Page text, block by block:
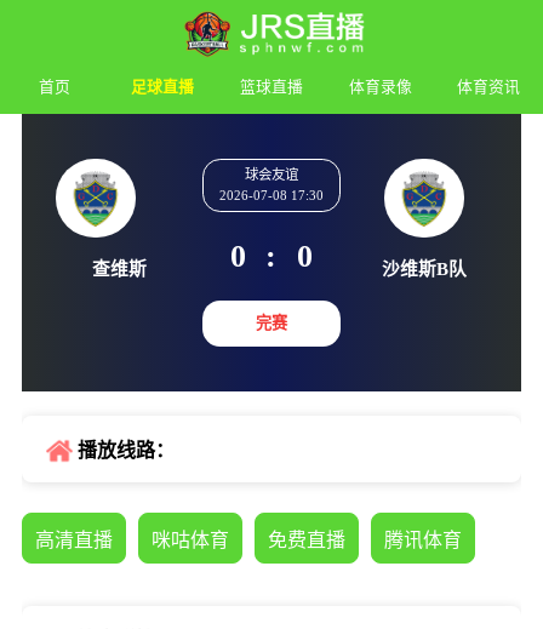
首页 足球直播 篮球直播 体育录像 体育资讯
球会友谊
0 :
完赛
播放线路：
高清直播 咪咕体育 免费直播 腾讯体育